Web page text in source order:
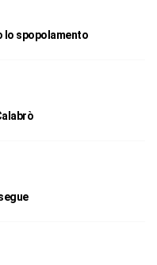
lo spopolamento